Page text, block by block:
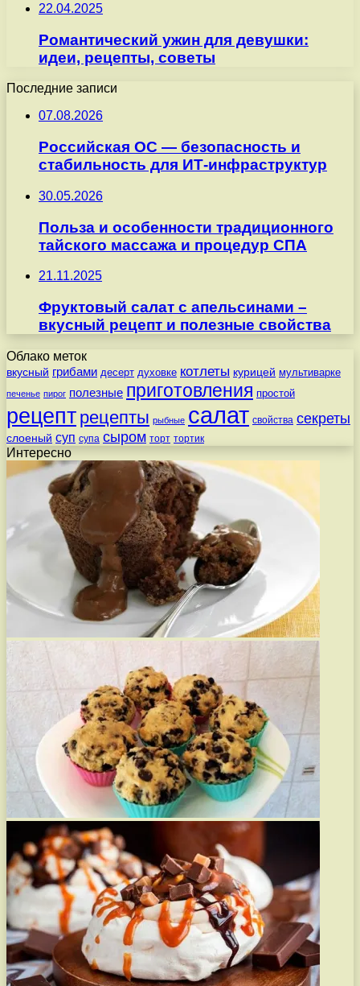
22.04.2025
Романтический ужин для девушки:
идеи, рецепты, советы
Последние записи
07.08.2026
Российская ОС — безопасность и
стабильность для ИТ-инфраструктур
30.05.2026
Польза и особенности традиционного
тайского массажа и процедур СПА
21.11.2025
Фруктовый салат с апельсинами –
вкусный рецепт и полезные свойства
Облако меток
вкусный грибами десерт духовке котлеты курицей мультиварке
печенье пирог полезные приготовления простой
рецепт рецепты рыбные салат свойства секреты
слоеный суп супа сыром торт тортик
Интересно